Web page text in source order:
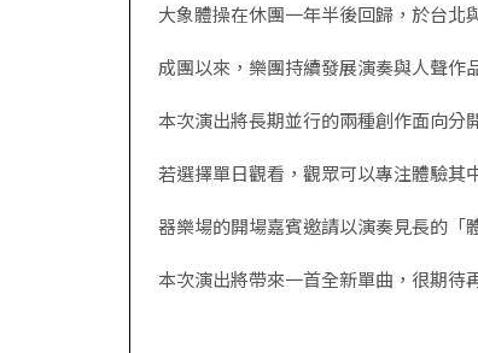
大象體操在休團一年半後回歸，於台
成團以來，樂團持續發展演奏與人聲作
本次演出將長期並行的兩種創作面向分
若選擇單日觀看，觀眾可以專注體驗其
器樂場的開場嘉賓邀請以演奏見長的「
本次演出將帶來一首全新單曲，很期待